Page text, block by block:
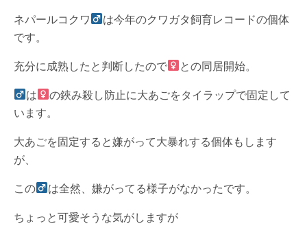
ネパールコクワ
は今年のクワガタ飼育レコードの個体
です。
充分に成熟したと判断したので
との同居開始。
は
の鋏み殺し防止に大あごをタイラップで固定して
います。
大あごを固定すると嫌がって大暴れする個体もします
が、
この
は全然、嫌がってる様子がなかったです。
ちょっと可愛そうな気がしますが